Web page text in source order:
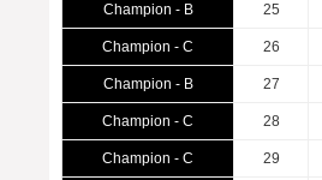
Champion - B 25
Champion - C 26
Champion - B 27
Champion - C 28
Champion - C 29